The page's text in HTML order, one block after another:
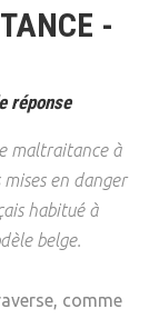
-
réponse
maltraitance à
en danger
habitué à
belge.
comme